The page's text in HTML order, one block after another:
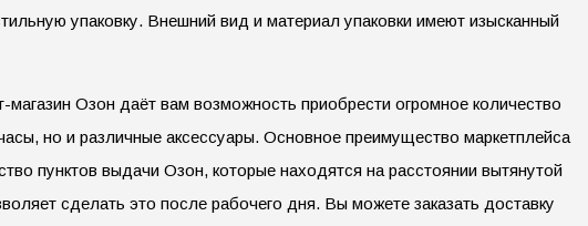
упаковку. Внешний вид и материал упаковки имеют изысканный
магазин Озон даёт вам возможность приобрести огромное количество
но и различные аксессуары. Основное преимущество маркетплейса
пунктов выдачи Озон, которые находятся на расстоянии вытянутой
сделать это после рабочего дня. Вы можете заказать доставку